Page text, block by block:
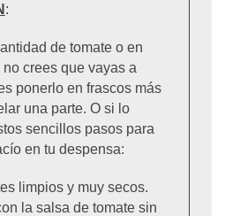
:
de tomate o en
crees que vayas a
ponerlo en frascos más
una parte. O si lo
sencillos pasos para
en tu despensa:
limpios y muy secos.
la salsa de tomate sin